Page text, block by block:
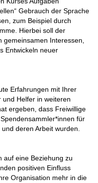
Gebrauch der Sprache
zum Beispiel durch
Hierbei soll der
gemeinsamen Interessen,
Entwickeln neuer
Erfahrungen mit Ihrer
Helfer in weiteren
ergeben, dass Freiwillige
für
deren Arbeit wurden.
auf eine Beziehung zu
positiven Einfluss
Organisation mehr in die